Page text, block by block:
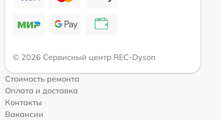
© 2026 Сервисный центр REC-Dyson
Стоимость ремонта
Оплата и доставка
Контакты
Вакансии